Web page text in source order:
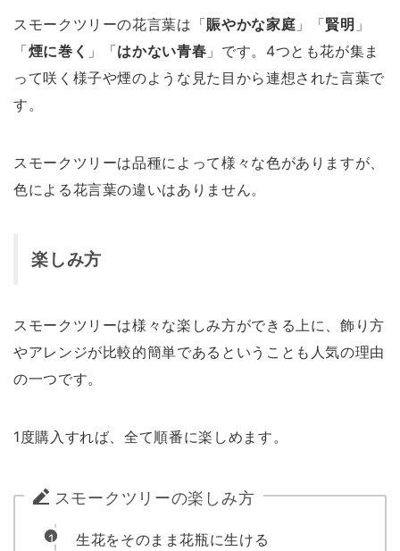
スモークツリーの花言葉は「賑やかな家庭 」「賢明 」
「煙に巻く 」「はかない青春 」です。4つとも花が集ま
って咲く様子や煙のような見た目から連想された言葉で
す。
スモークツリーは品種によって様々な色がありますが、
色による花言葉の違いはありません。
楽しみ方
スモークツリーは様々な楽しみ方ができる上に、飾り方
やアレンジが比較的簡単であるということも人気の理由
の一つです。
1度購入すれば、全て順番に楽しめます。
スモークツリーの楽しみ方
生花をそのまま花瓶に生ける